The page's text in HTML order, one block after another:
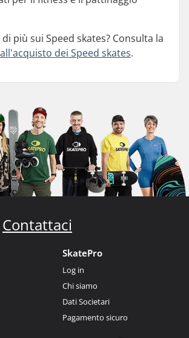
più sui Speed skates? Consulta la
all'acquisto dei Speed skates.
Contattaci
SkatePro
Log in
Chi siamo
Dati Societari
Pagamento sicuro